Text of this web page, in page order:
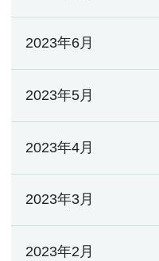
2023年6月
2023年5月
2023年4月
2023年3月
2023年2月